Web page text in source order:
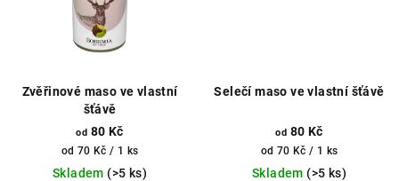
Zvěřinové maso ve vlastní
šťávě
od 80 Kč
Měrná
cena:
od 70 Kč / 1 ks
Skladem (>5 ks)
Selečí maso ve vlastní šťávě
od 80 Kč
Měrná
cena:
od 70 Kč / 1 ks
Skladem (>5 ks)